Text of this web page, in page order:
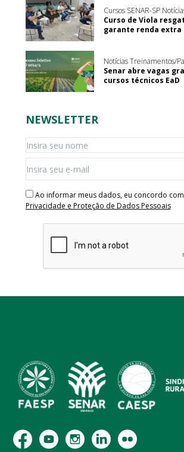
Cursos SENAR-SP
Curso de Viola
garante renda extra
Notícias Treinamentos/
Senar abre vagas
cursos técnicos EaD
NEWSLETTER
Ao informar meus dados, eu concordo
Privacidade e Proteção de Dados Pessoais